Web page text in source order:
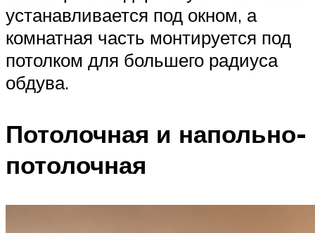
устанавливается под окном, а
комнатная часть монтируется под
потолком для большего радиуса
обдува.
Потолочная и напольно-
потолочная